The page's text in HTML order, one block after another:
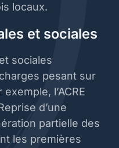
locaux.
et sociales
sociales
pesant sur
l’ACRE
d’une
partielle des
les premières